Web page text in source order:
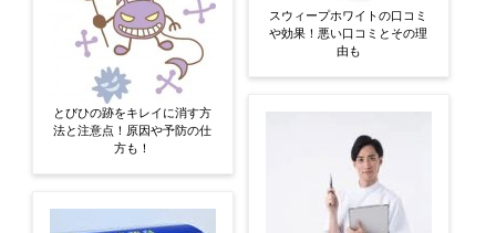
とびひの跡をキレイに消す方
法と注意点！原因や予防の仕
方も！
スウィープホワイトの口コミ
や効果！悪い口コミとその理
由も